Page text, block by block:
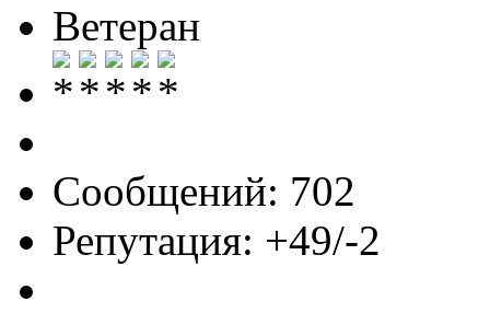
Ветеран
Сообщений: 702
Репутация: +49/-2